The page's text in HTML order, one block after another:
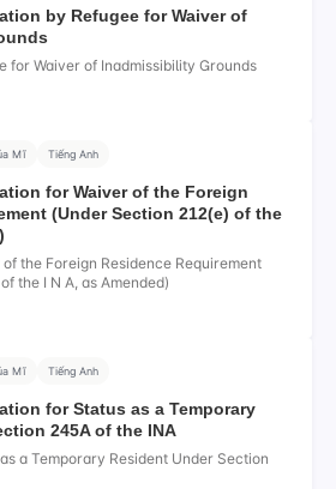
by Refugee for Waiver of
for Waiver of Inadmissibility Grounds
Mĩ Tiếng Anh
for Waiver of the Foreign
(Under Section 212(e) of the
the Foreign Residence Requirement
the I N A, as Amended)
Mĩ Tiếng Anh
for Status as a Temporary
245A of the INA
a Temporary Resident Under Section